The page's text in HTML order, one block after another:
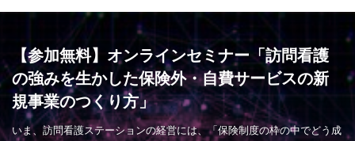
【参加無料】オンラインセミナー「訪問看護
の強みを生かした保険外・自費サービスの新
規事業のつくり方」
いま、訪問看護ステーションの経営には、「保険制度の枠の中でどう成